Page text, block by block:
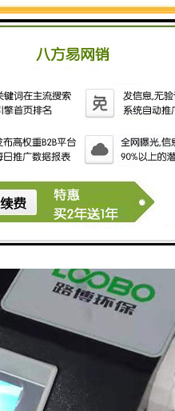
时间等比例、流量等比例和同步
式，便于携带的一款智能水质自
。主要用于环境监测站、第三方
动采样器自身的特性，因此在